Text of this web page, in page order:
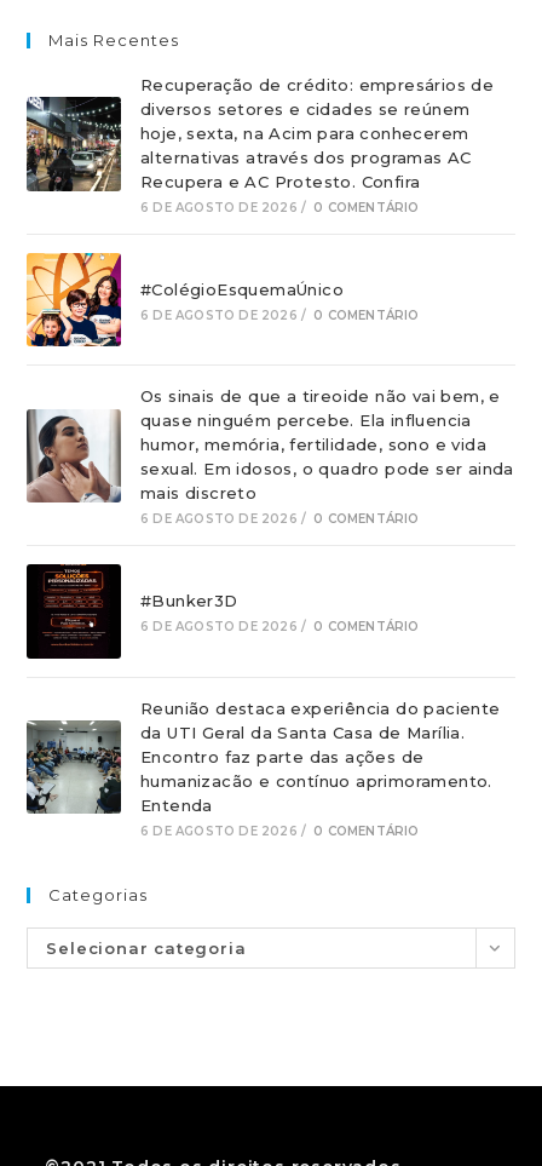
Mais Recentes
Recuperação de crédito: empresários de
diversos setores e cidades se reúnem
hoje, sexta, na Acim para conhecerem
alternativas através dos programas AC
Recupera e AC Protesto. Confira
6 DE AGOSTO DE 2026 / 0 COMENTÁRIO
#ColégioEsquemaÚnico
6 DE AGOSTO DE 2026 / 0 COMENTÁRIO
Os sinais de que a tireoide não vai bem, e
quase ninguém percebe. Ela influencia
humor, memória, fertilidade, sono e vida
sexual. Em idosos, o quadro pode ser ainda
mais discreto
6 DE AGOSTO DE 2026 / 0 COMENTÁRIO
#Bunker3D
6 DE AGOSTO DE 2026 / 0 COMENTÁRIO
Reunião destaca experiência do paciente
da UTI Geral da Santa Casa de Marília.
Encontro faz parte das ações de
humanizacão e contínuo aprimoramento.
Entenda
6 DE AGOSTO DE 2026 / 0 COMENTÁRIO
Categorias
Selecionar categoria